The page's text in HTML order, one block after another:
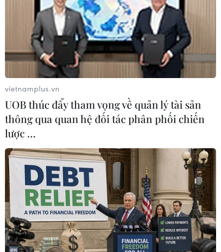
TIN LIÊN QUAN
Ba Lan kêu gọi EU hạn chế nhập khẩu ngũ
cốc Ukraine
30/03/2023 11:51
Tại Ba Lan, nông dân đã phản ứng mạnh vì ngũ cốc
vietnamplus.vn
UOB thúc đẩy tham vọng về quản lý tài sản
thông qua quan hệ đối tác phân phối chiến
lược …